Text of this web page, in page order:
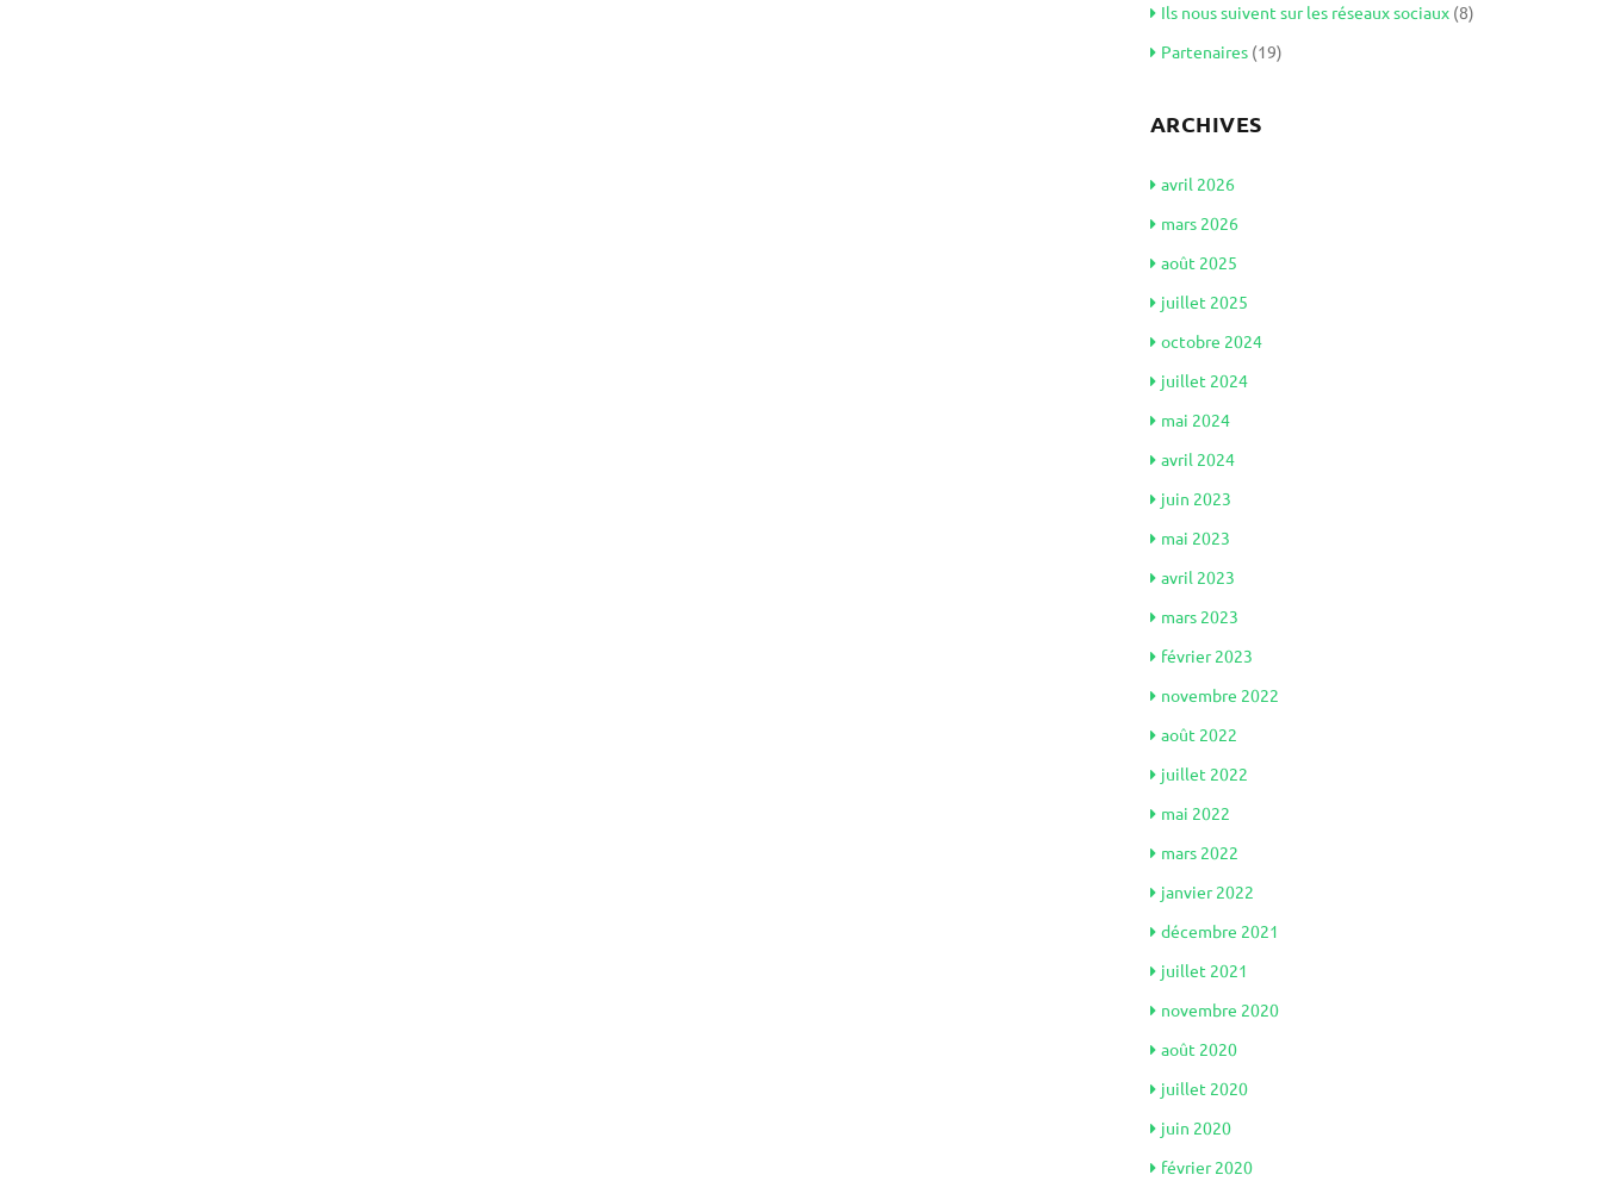
Ils nous suivent sur les réseaux sociaux(8)
Partenaires(19)
ARCHIVES
avril 2026
mars 2026
août 2025
juillet 2025
octobre 2024
juillet 2024
mai 2024
avril 2024
juin 2023
mai 2023
avril 2023
mars 2023
février 2023
novembre 2022
août 2022
juillet 2022
mai 2022
mars 2022
janvier 2022
décembre 2021
juillet 2021
novembre 2020
août 2020
juillet 2020
juin 2020
février 2020